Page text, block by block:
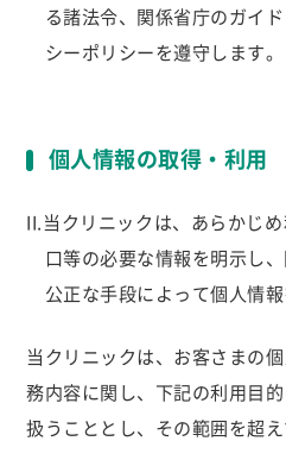
る諸法令、関係省庁のガイ
シーポリシーを遵守します。
個人情報の取得・利用
II.当クリニックは、あらかじ
口等の必要な情報を明示し
公正な手段によって個人情
当クリニックは、お客さまの
務内容に関し、下記の利用目
扱うこととし、その範囲を超